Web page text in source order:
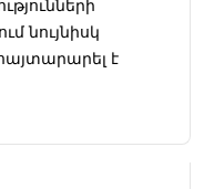
նույնիսկ
է